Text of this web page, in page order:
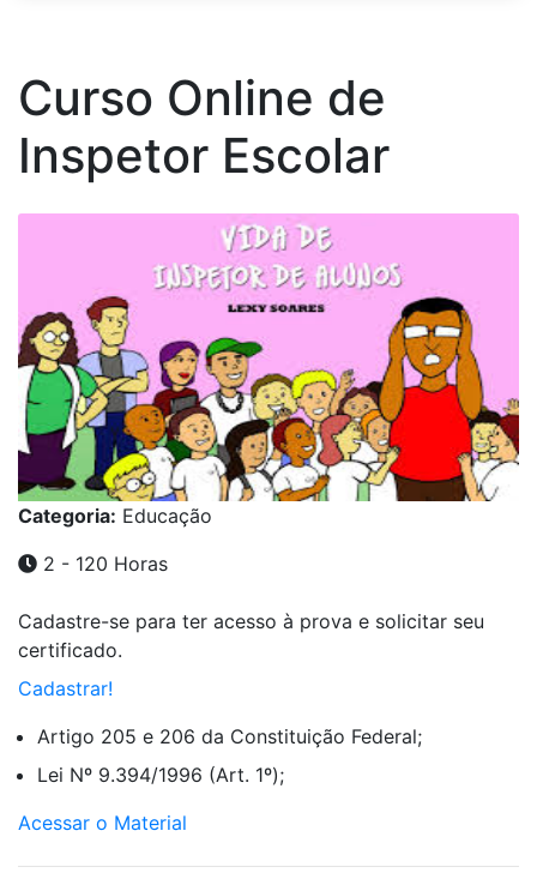
Curso Online de
Inspetor Escolar
Categoria: Educação
2 - 120 Horas
Cadastre-se para ter acesso à prova e solicitar seu
certificado.
Cadastrar!
Artigo 205 e 206 da Constituição Federal;
Lei Nº 9.394/1996 (Art. 1º);
Acessar o Material